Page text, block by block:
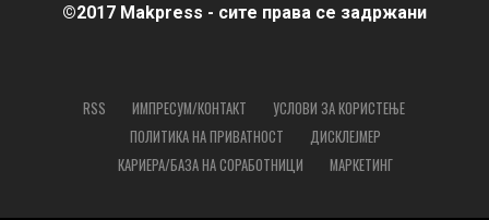
©2017 Makpress - сите права се задржани
RSS ИМПРЕСУМ/КОНТАКТ
УСЛОВИ ЗА КОРИСТЕЊЕ
ПОЛИТИКА НА ПРИВАТНОСТ
ДИСКЛЕЈМЕР
КАРИЕРА/БАЗА НА СОРАБОТНИЦИ
МАРКЕТИНГ